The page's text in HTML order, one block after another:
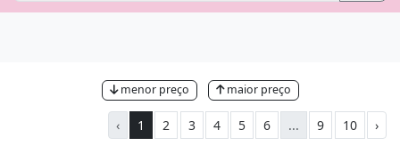
menor preço maior preço
‹ 1 2 3 4 5 6 ... 9 10 ›